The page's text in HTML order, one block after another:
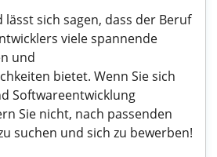
sich sagen, dass der Beruf
viele spannende
und
bietet. Wenn Sie sich
Softwareentwicklung
Sie nicht, nach passenden
suchen und sich zu bewerben!